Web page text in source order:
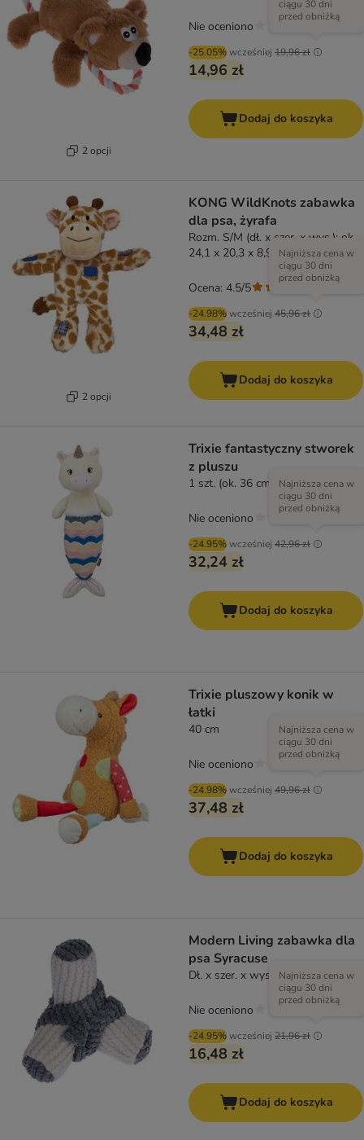
2 opcji
-25.05%wcześniej 19,96 zł
ciągu 30 dni
przed obniżką
14,96 zł
Nie oceniono
Dodaj do koszyka
2 opcji
KONG WildKnots zabawka
dla psa, żyrafa
Rozm. S/M (dł. x szer. x wys.): ok.
24,1 x 20,3 x 8,9 cm
-24.98%wcześniej 45,96 zł
Najniższa cena w
ciągu 30 dni
przed obniżką
34,48 zł
Ocena: 4.5/5
Dodaj do koszyka
Trixie fantastyczny stworek
z pluszu
1 szt. (ok. 36 cm)
-24.95%wcześniej 42,96 zł
Najniższa cena w
ciągu 30 dni
przed obniżką
32,24 zł
Nie oceniono
Dodaj do koszyka
Trixie pluszowy konik w
łatki
40 cm
-24.98%wcześniej 49,96 zł
Najniższa cena w
ciągu 30 dni
przed obniżką
37,48 zł
Nie oceniono
Dodaj do koszyka
Modern Living zabawka dla
psa Syracuse
Dł. x szer. x wys.: 20 x 20 x 18 cm
-24.95%wcześniej 21,96 zł
Najniższa cena w
ciągu 30 dni
przed obniżką
16,48 zł
Nie oceniono
Dodaj do koszyka